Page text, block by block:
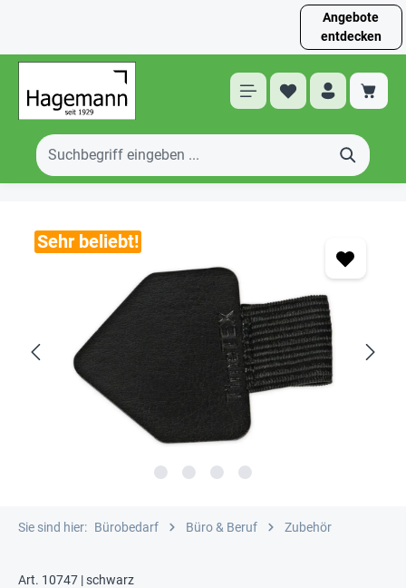
Angebote
entdecken
Sehr beliebt!
Sie sind hier: Bürobedarf Büro & Beruf Zubehör
Art. 10747 | schwarz